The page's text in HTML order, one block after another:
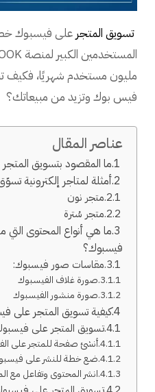
تسويق المتجرعلى فيسبوك
مليون مستخدم شهريًا، فكيف
فيس بوك وتزيد من مبيعاتك؟
عناصر المقال
ما المقصود بتسويق
أمثلة لمتاجر إلكترونية
متجر نون
متجر سُترة
ما هي أنواع المحتوى
فيسبوك؟
مقاسات صور فيسبوك:
صورة غلاف الفيسبوك
صورة منشور الفيسبوك
كيفية تسويق المتجر على
تسويق المتجر على
أنشئ صفحة للمتجر على
ضع خطة للنشر على
انشر المحتوى وتفاعل مع